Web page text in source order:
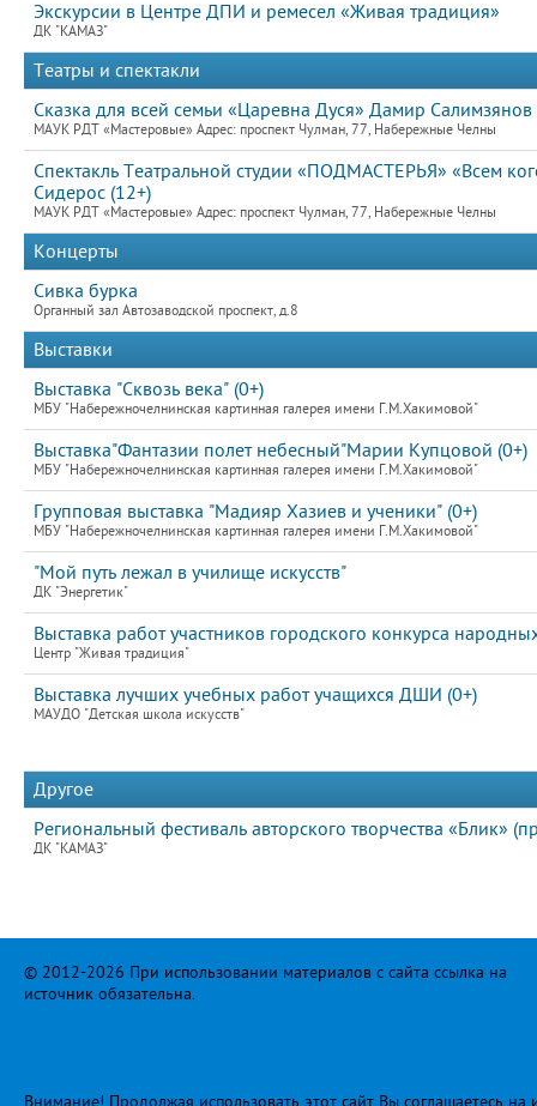
Экскурсии в Центре ДПИ и ремесел «Живая традиция»
ДК "КАМАЗ"
Театры и спектакли
Сказка для всей семьи «Царевна Дуся» Дамир Салимзянов
МАУК РДТ «Мастеровые» Адрес: проспект Чулман, 77, Набережные Челны
Спектакль Театральной студии «ПОДМАСТЕРЬЯ» «Всем
Сидерос (12+)
МАУК РДТ «Мастеровые» Адрес: проспект Чулман, 77, Набережные Челны
Концерты
Сивка бурка
Органный зал Автозаводской проспект, д.8
Выставки
Выставка "Сквозь века" (0+)
МБУ "Набережночелнинская картинная галерея имени Г.М.Хакимовой"
Выставка"Фантазии полет небесный"Марии Купцовой (0+)
МБУ "Набережночелнинская картинная галерея имени Г.М.Хакимовой"
Групповая выставка "Мадияр Хазиев и ученики" (0+)
МБУ "Набережночелнинская картинная галерея имени Г.М.Хакимовой"
"Мой путь лежал в училище искусств"
ДК "Энергетик"
Выставка работ участников городского конкурса
Центр "Живая традиция"
Выставка лучших учебных работ учащихся ДШИ (0+)
МАУДО "Детская школа искусств"
Другое
Региональный фестиваль авторского творчества «Блик»
ДК "КАМАЗ"
© 2012-2026 При использовании материалов с сайта ссылка на
источник обязательна.
Внимание! Продолжая использовать этот сайт Вы соглашаетесь